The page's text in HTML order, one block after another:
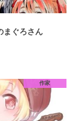
ぐろさん
作家